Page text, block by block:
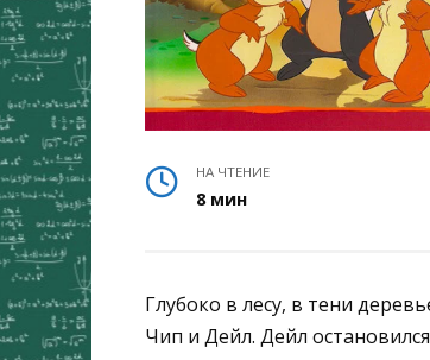
НА ЧТЕНИЕ
8 мин
Глубоко в лесу, в тени
Чип и Дейл. Дейл